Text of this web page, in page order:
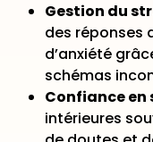
Gestion du
des réponses
d’anxiété
schémas
Confiance en
intérieures